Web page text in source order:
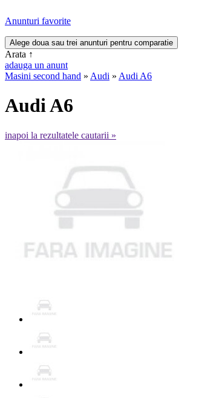
Anunturi favorite
Arata ↑
adauga un anunt
Masini second hand » Audi » Audi A6
Audi A6
inapoi la rezultatele cautarii »